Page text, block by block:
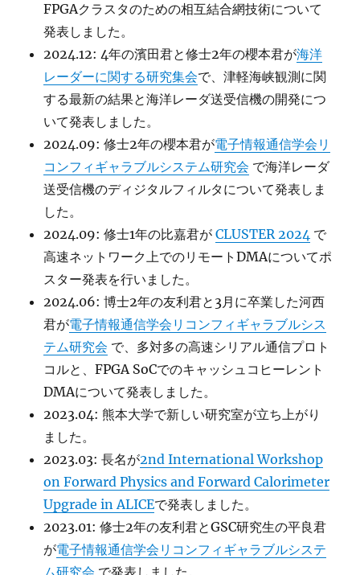
FPGAクラスタのための相互結合網技術について
発表しました。
2024.12: 4年の濱田君と修士2年の櫻本君が海洋
レーダーに関する研究集会で、津軽海峡観測に関
する最新の結果と海洋レーダ送受信機の開発につ
いて発表しました。
2024.09: 修士2年の櫻本君が電子情報通信学会リ
コンフィギャラブルシステム研究会 で海洋レーダ
送受信機のディジタルフィルタについて発表しま
した。
2024.09: 修士1年の比嘉君がCLUSTER 2024 で
高速ネットワーク上でのリモートDMAについてポ
スター発表を行いました。
2024.06: 博士2年の友利君と3月に卒業した河西
君が電子情報通信学会リコンフィギャラブルシス
テム研究会 で、多対多の高速シリアル通信プロト
コルと、FPGA SoCでのキャッシュコヒーレント
DMAについて発表しました。
2023.04: 熊本大学で新しい研究室が立ち上がり
ました。
2023.03: 長名が2nd International Workshop
on Forward Physics and Forward Calorimeter
Upgrade in ALICEで発表しました。
2023.01: 修士2年の友利君とGSC研究生の平良君
が電子情報通信学会リコンフィギャラブルシステ
ム研究会 で発表しました。